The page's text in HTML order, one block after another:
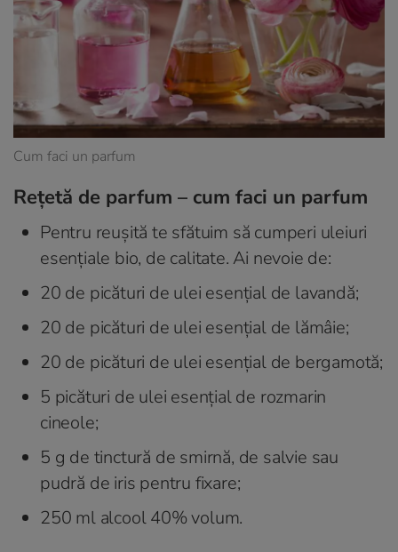
Cum faci un parfum
Rețetă de parfum – cum faci un parfum
Pentru reușită te sfătuim să cumperi uleiuri
esențiale bio, de calitate. Ai nevoie de:
20 de picături de ulei esențial de lavandă;
20 de picături de ulei esențial de lămâie;
20 de picături de ulei esențial de bergamotă;
5 picături de ulei esențial de rozmarin
cineole;
5 g de tinctură de smirnă, de salvie sau
pudră de iris pentru fixare;
250 ml alcool 40% volum.